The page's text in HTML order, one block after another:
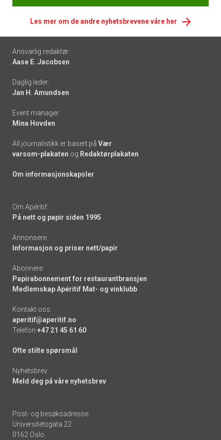
Les mer om de andre nyhetsbrevene våre her
Footer
-
links
Ansvarlig redaktør:
Aase E. Jacobsen
Daglig leder:
Jan H. Amundsen
Event manager:
Mina Hovden
All journalistikk er basert på Vær
varsom-plakaten og Redaktørplakaten
Om informasjonskapsler
Om Apéritif:
På nett og papir siden 1995
Annonsere:
Informasjon og priser nett/papir
Abonnere:
Papirabonnement for restaurantbransjen
Medlemskap Apéritif Mat- og vinklubb
Kontakt oss:
aperitif@aperitif.no
Telefon +47 21 45 61 60
Ofte stilte spørsmål
Nyhetsbrev:
Meld deg på våre nyhetsbrev
Post- og besøksadresse:
Universitetsgata 22
0162 Oslo